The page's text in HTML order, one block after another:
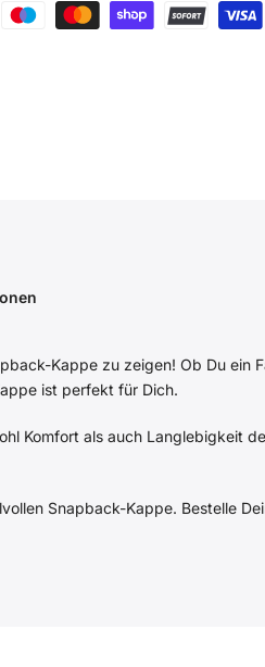
Kappe zu zeigen! Ob Du ein
ist perfekt für Dich.
Komfort als auch Langlebigkeit
Snapback-Kappe. Bestelle